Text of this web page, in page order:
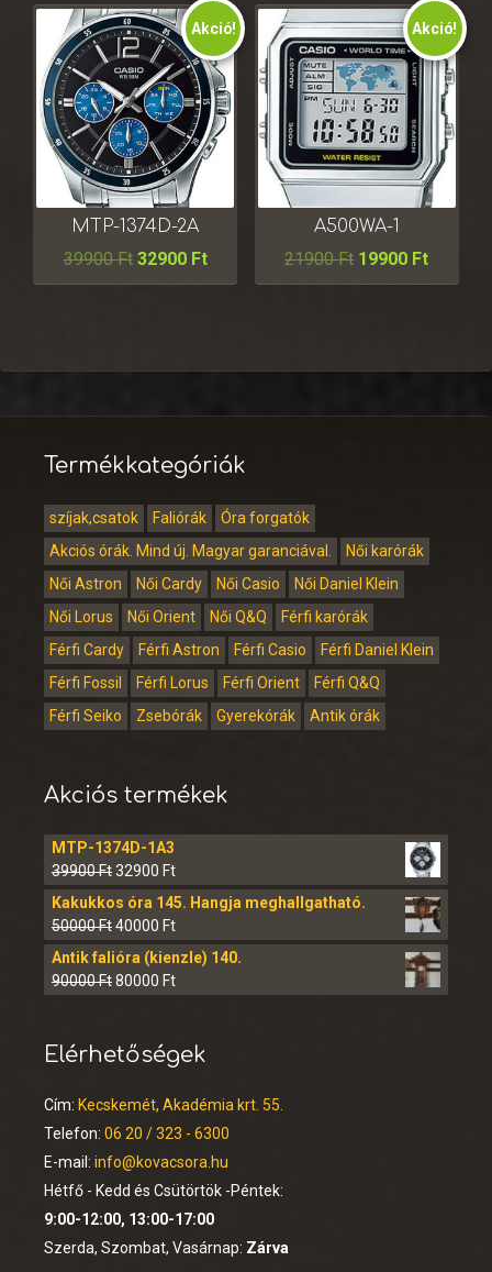
Akció!
MTP-1374D-2A
39900Ft 32900 Ft
Akció!
A500WA-1
21900Ft 19900 Ft
Termékkategóriák
szíjak,csatok Faliórák
Óra forgatók
Akciós órák. Mind új. Magyar garanciával.
Női karórák
Női Astron
Női Cardy Női Casio
Női Daniel Klein
Női Lorus
Női Orient Női Q&Q
Férfi karórák
Férfi Cardy
Férfi Astron Férfi Casio
Férfi Daniel Klein
Férfi Fossil
Férfi Lorus Férfi Orient
Férfi Q&Q
Férfi Seiko
Zsebórák Gyerekórák Antik órák
Akciós termékek
MTP-1374D-1A3
39900Ft32900 Ft
Kakukkos óra 145. Hangja meghallgatható.
50000Ft40000 Ft
Antik falióra (kienzle) 140.
90000Ft80000 Ft
Elérhetőségek
Cím: Kecskemét, Akadémia krt. 55.
Telefon: 06 20 / 323 - 6300
E-mail: info@kovacsora.hu
Hétfő - Kedd és Csütörtök -Péntek:
9:00-12:00, 13:00-17:00
Szerda, Szombat, Vasárnap: Zárva